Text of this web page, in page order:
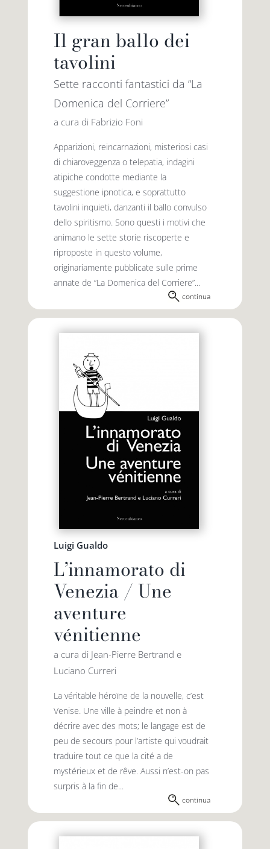
Il gran ballo dei
tavolini
Sette racconti fantastici da “La
Domenica del Corriere”
a cura di Fabrizio Foni
Apparizioni, reincarnazioni, misteriosi casi
di chiaroveggenza o telepatia, indagini
atipiche condotte mediante la
suggestione ipnotica, e soprattutto
tavolini inquieti, danzanti il ballo convulso
dello spiritismo. Sono questi i motivi che
animano le sette storie riscoperte e
riproposte in questo volume,
originariamente pubblicate sulle prime
annate de “La Domenica del Corriere”...
continua
Luigi Gualdo
L’innamorato di
Venezia / Une
aventure
vénitienne
a cura di Jean-Pierre Bertrand e
Luciano Curreri
La véritable héroïne de la nouvelle, c’est
Venise. Une ville à peindre et non à
décrire avec des mots; le langage est de
peu de secours pour l’artiste qui voudrait
traduire tout ce que la cité a de
mystérieux et de rêve. Aussi n’est-on pas
surpris à la fin de...
continua